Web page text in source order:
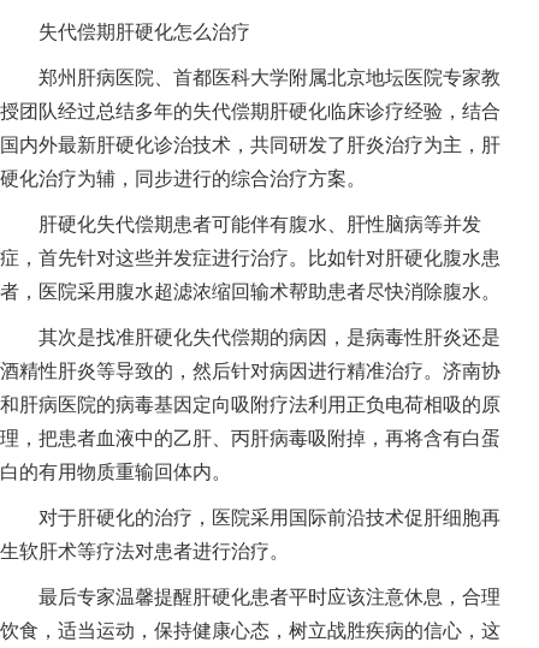
失代偿期肝硬化怎么治疗
郑州肝病医院、首都医科大学附属北京地坛医院专家教
授团队经过总结多年的失代偿期肝硬化临床诊疗经验，结合
国内外最新肝硬化诊治技术，共同研发了肝炎治疗为主，肝
硬化治疗为辅，同步进行的综合治疗方案。
肝硬化失代偿期患者可能伴有腹水、肝性脑病等并发
症，首先针对这些并发症进行治疗。比如针对肝硬化腹水患
者，医院采用腹水超滤浓缩回输术帮助患者尽快消除腹水。
其次是找准肝硬化失代偿期的病因，是病毒性肝炎还是
酒精性肝炎等导致的，然后针对病因进行精准治疗。济南协
和肝病医院的病毒基因定向吸附疗法利用正负电荷相吸的原
理，把患者血液中的乙肝、丙肝病毒吸附掉，再将含有白蛋
白的有用物质重输回体内。
对于肝硬化的治疗，医院采用国际前沿技术促肝细胞再
生软肝术等疗法对患者进行治疗。
最后专家温馨提醒肝硬化患者平时应该注意休息，合理
饮食，适当运动，保持健康心态，树立战胜疾病的信心，这